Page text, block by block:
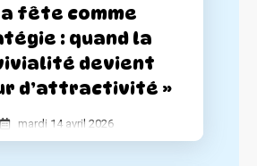
fête comme
: quand la
devient
d’attractivité »
mardi 14 avril 2026